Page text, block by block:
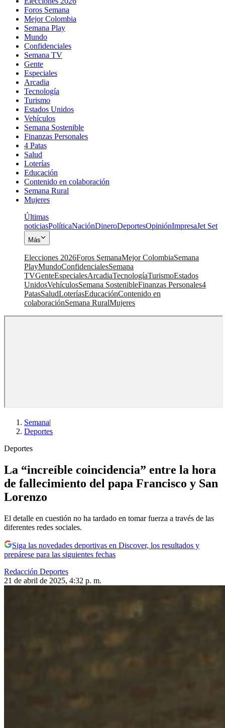
Foros Semana
Mejor Colombia
Semana Play
Mundo
Confidenciales
Semana TV
Gente
Especiales
Arcadia
Tecnología
Turismo
Estados Unidos
Vehículos
Semana Sostenible
Finanzas Personales
4 Patas
Salud
Loterías
Educación
Contenido en colaboración
Semana Rural
Mujeres
Últimas
noticiasPolíticaNaciónDineroDeportesOpiniónImpresaJet Set
Más
Elecciones 2026Foros SemanaMejor ColombiaSemana
PlayMundoConfidencialesSemana
TVGenteEspecialesArcadiaTecnologíaTurismoEstados
UnidosVehículosSemana SostenibleFinanzas Personales4
PatasSaludLoteríasEducaciónContenido en
colaboraciónSemana RuralMujeres
Semana|
Deportes
Deportes
La “increíble coincidencia” entre la hora
de fallecimiento del papa Francisco y San
Lorenzo
El detalle en cuestión no ha tardado en tomar fuerza a través de las
diferentes redes sociales.
Siga las novedades deportivas en Discover, los resultados y
prepárese para las siguientes fechas
Redacción Deportes
21 de abril de 2025, 4:32 p. m.